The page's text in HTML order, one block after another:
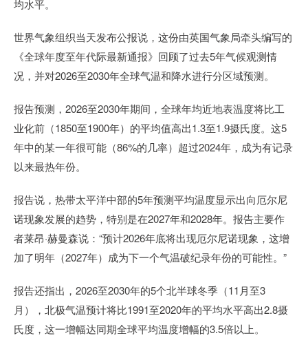
均水平。
世界气象组织当天发布公报说，这份由英国气象局牵头编写的
《全球年度至年代际最新通报》回顾了过去5年气候观测情
况，并对2026至2030年全球气温和降水进行分区域预测。
报告预测，2026至2030年期间，全球年均近地表温度将比工
业化前（1850至1900年）的平均值高出1.3至1.9摄氏度。这5
年中的某一年很可能（86%的几率）超过2024年，成为有记录
以来最热年份。
报告说，热带太平洋中部的5年预测平均温度显示出向厄尔尼
诺现象发展的趋势，特别是在2027年和2028年。报告主要作
者莱昂·赫曼森说：“预计2026年底将出现厄尔尼诺现象，这增
加了明年（2027年）成为下一个气温破纪录年份的可能性。”
报告还指出，2026至2030年的5个北半球冬季（11月至3
月），北极气温预计将比1991至2020年的平均水平高出2.8摄
氏度，这一增幅达同期全球平均温度增幅的3.5倍以上。